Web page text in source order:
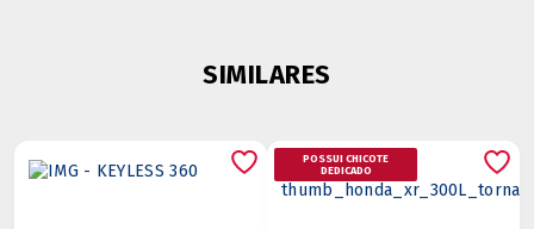
SIMILARES
POSSUI CHICOTE
DEDICADO